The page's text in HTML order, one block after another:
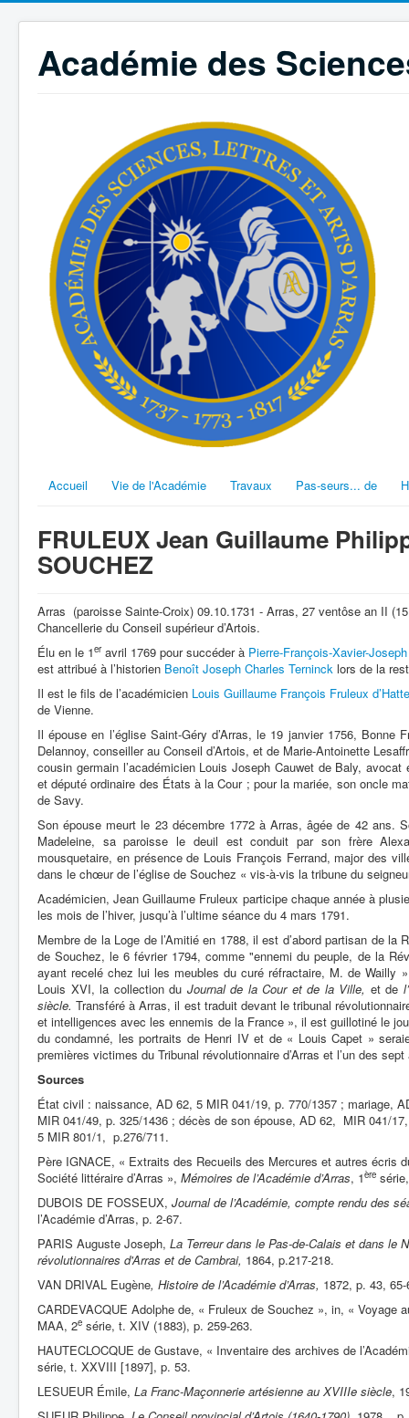
Académie des
Accueil Vie de l'Académie Travaux Pas-seurs... de
FRULEUX Jean Guillaume
SOUCHEZ
Arras (paroisse Sainte-Croix) 09.10.1731 - Arras, 27 ventôse an II
Chancellerie du Conseil supérieur d’Artois.
Élu en le 1er avril 1769 pour succéder à Pierre-François-Xavier-
est attribué à l’historien Benoît Joseph Charles Terninck lors de la
Il est le fils de l’académicien Louis Guillaume François Fruleux
de Vienne.
Il épouse en l’église Saint-Géry d’Arras, le 19 janvier 1756, Bonne
Delannoy, conseiller au Conseil d’Artois, et de Marie-Antoinette
cousin germain l’académicien Louis Joseph Cauwet de Baly,
et député ordinaire des États à la Cour ; pour la mariée, son oncle
de Savy.
Son épouse meurt le 23 décembre 1772 à Arras, âgée de 42 ans.
Madeleine, sa paroisse le deuil est conduit par son frère
mousquetaire, en présence de Louis François Ferrand, major des
dans le chœur de l’église de Souchez « vis-à-vis la tribune du
Académicien, Jean Guillaume Fruleux participe chaque année à
les mois de l’hiver, jusqu’à l’ultime séance du 4 mars 1791.
Membre de la Loge de l’Amitié en 1788, il est d’abord partisan de
de Souchez, le 6 février 1794, comme "ennemi du peuple, de la
ayant recelé chez lui les meubles du curé réfractaire, M. de Wailly
Louis XVI, la collection du Journal de la Cour et de la Ville, et de
siècle. Transféré à Arras, il est traduit devant le tribunal
et intelligences avec les ennemis de la France », il est guillotiné le
du condamné, les portraits de Henri IV et de « Louis Capet »
premières victimes du Tribunal révolutionnaire d’Arras et l’un des
Sources
État civil : naissance, AD 62, 5 MIR 041/19, p. 770/1357 ; mariage,
MIR 041/49, p. 325/1436 ; décès de son épouse, AD 62, MIR 041/
5 MIR 801/1, p.276/711.
Père IGNACE, « Extraits des Recueils des Mercures et autres écris
Société littéraire d’Arras », Mémoires de l’Académie d’Arras, 1ère
DUBOIS DE FOSSEUX, Journal de l’Académie, compte rendu des
l’Académie d’Arras, p. 2-67.
PARIS Auguste Joseph, La Terreur dans le Pas-de-Calais et dans le
révolutionnaires d'Arras et de Cambrai, 1864, p.217-218.
VAN DRIVAL Eugène, Histoire de l’Académie d’Arras, 1872, p. 43,
CARDEVACQUE Adolphe de, « Fruleux de Souchez », in, « Voyage
MAA, 2e série, t. XIV (1883), p. 259-263.
HAUTECLOCQUE de Gustave, « Inventaire des archives de
série, t. XXVIII [1897], p. 53.
LESUEUR Émile, La Franc-Maçonnerie artésienne au XVIIIe siècle,